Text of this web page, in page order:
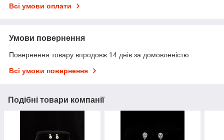
Всі умови оплати
Умови повернення
Повернення товару впродовж 14 днів за домовленістю
Всі умови повернення
Подібні товари компанії